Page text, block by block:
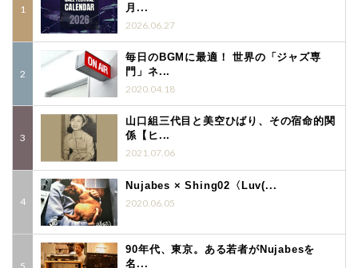
月...
2026.06.27
毎日のBGMに最適！ 世界の「ジャズ専
門」ネ...
2020.04.18
山口組三代目と美空ひばり、その宿命的関
係【ヒ...
2021.07.06
Nujabes × Shing02〈Luv(...
2020.06.05
90年代、東京。ある若者がNujabesを
名...